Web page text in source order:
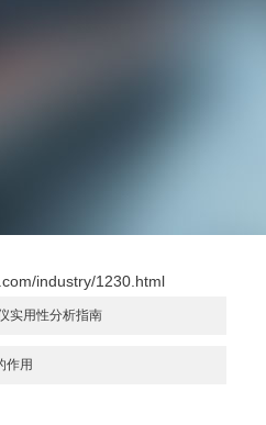
industry/1230.html
实用性分析指南
作用